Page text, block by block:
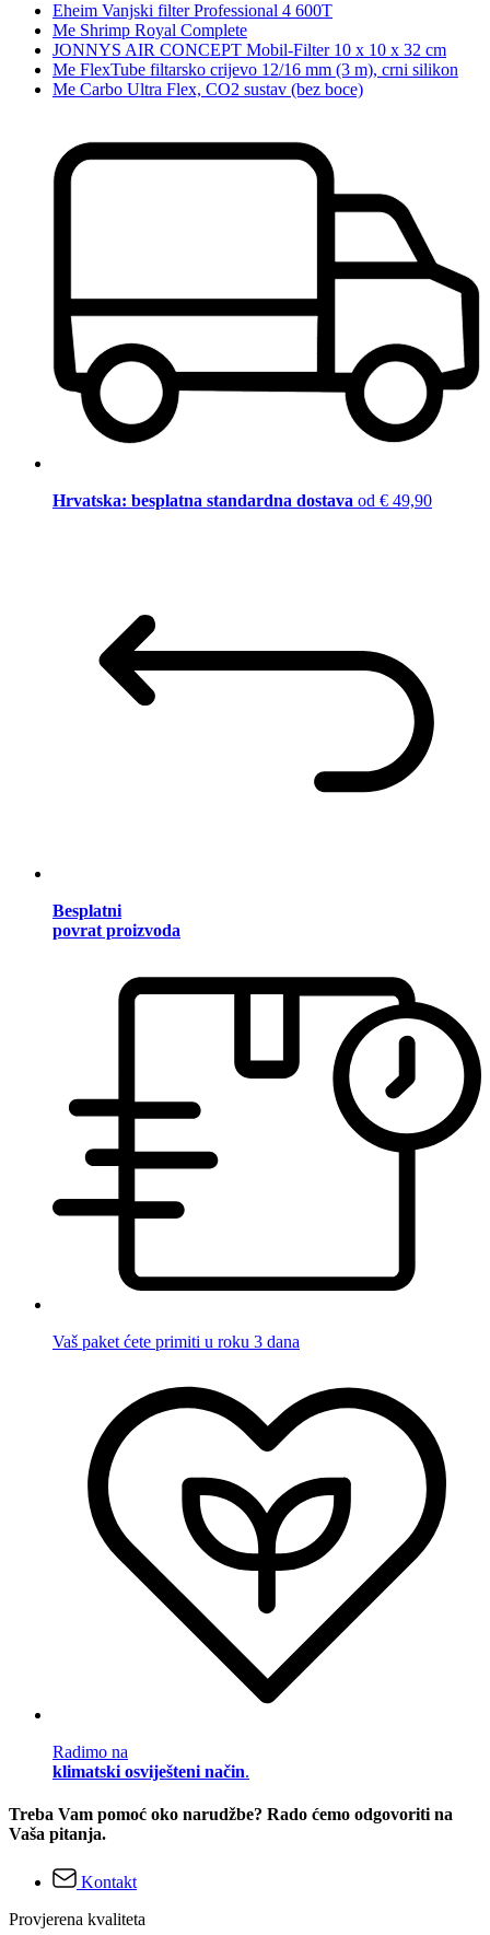
Eheim Vanjski filter Professional 4 600T
Me Shrimp Royal Complete
JONNYS AIR CONCEPT Mobil-Filter 10 x 10 x 32 cm
Me FlexTube filtarsko crijevo 12/16 mm (3 m), crni silikon
Me Carbo Ultra Flex, CO2 sustav (bez boce)
Hrvatska: besplatna standardna dostava od € 49,90
Besplatni
povrat proizvoda
Vaš paket ćete primiti u roku 3 dana
Radimo na
klimatski osviješteni način.
Treba Vam pomoć oko narudžbe? Rado ćemo odgovoriti na
Vaša pitanja.
Kontakt
Provjerena kvaliteta